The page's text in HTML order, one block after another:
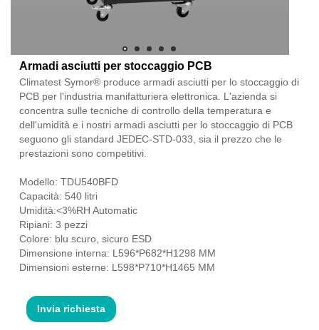
Armadi asciutti per stoccaggio PCB
Climatest Symor® produce armadi asciutti per lo stoccaggio di
PCB per l'industria manifatturiera elettronica. L'azienda si
concentra sulle tecniche di controllo della temperatura e
dell'umidità e i nostri armadi asciutti per lo stoccaggio di PCB
seguono gli standard JEDEC-STD-033, sia il prezzo che le
prestazioni sono competitivi.
Modello: TDU540BFD
Capacità: 540 litri
Umidità:<3%RH Automatic
Ripiani: 3 pezzi
Colore: blu scuro, sicuro ESD
Dimensione interna: L596*P682*H1298 MM
Dimensioni esterne: L598*P710*H1465 MM
Invia richiesta